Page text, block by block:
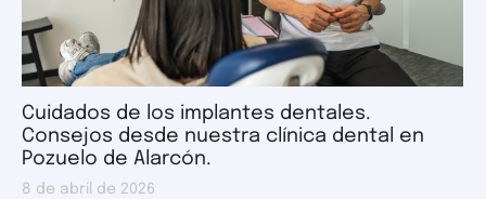
Cuidados de los implantes dentales.
Consejos desde nuestra clínica dental en
Pozuelo de Alarcón.
8 de abril de 2026